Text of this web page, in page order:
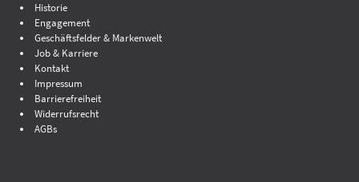
Historie
Engagement
Geschäftsfelder & Markenwelt
Job & Karriere
Kontakt
Impressum
Barrierefreiheit
Widerrufsrecht
AGBs